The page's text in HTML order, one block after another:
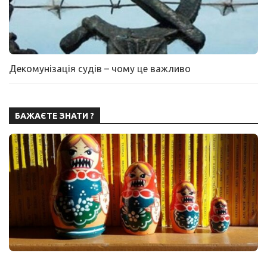
Декомунізація судів – чому це важливо
БАЖАЄТЕ ЗНАТИ ?